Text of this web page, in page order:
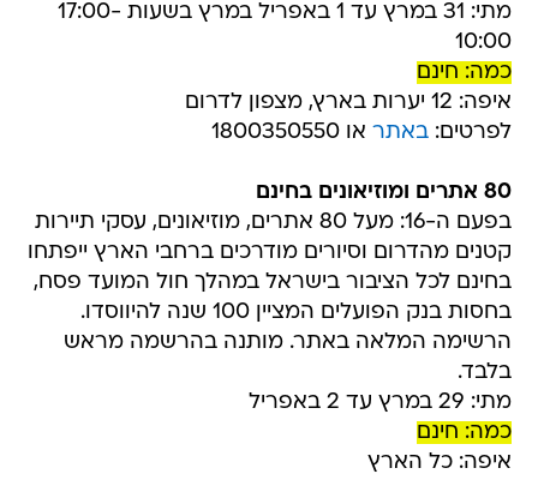
מתי: 31 במרץ עד 1 באפריל במרץ בשעות 17:00-
10:00
כמה: חינם
איפה: 12 יערות בארץ, מצפון לדרום
לפרטים:באתר או 1800350550
80 אתרים ומוזיאונים בחינם
בפעם ה-16: מעל 80 אתרים, מוזיאונים, עסקי תיירות
קטנים מהדרום וסיורים מודרכים ברחבי הארץ ייפתחו
בחינם לכל הציבור בישראל במהלך חול המועד פסח,
בחסות בנק הפועלים המציין 100 שנה להיווסדו.
הרשימה המלאה באתר. מותנה בהרשמה מראש
בלבד.
מתי: 29 במרץ עד 2 באפריל
כמה: חינם
איפה: כל הארץ